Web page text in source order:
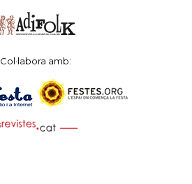
Col·labora amb: